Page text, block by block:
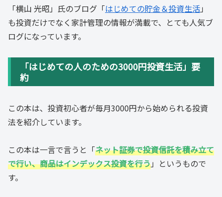
「横山 光昭」氏のブログ「はじめての貯金＆投資生活」
も投資だけでなく家計管理の情報が満載で、とても人気ブ
ログになっています。
「はじめての人のための3000円投資生活」要
約
この本は、投資初心者が毎月3000円から始められる投資
法を紹介しています。
この本は一言で言うと「ネット証券で投資信託を積み立て
で行い、商品はインデックス投資を行う」というもので
す。